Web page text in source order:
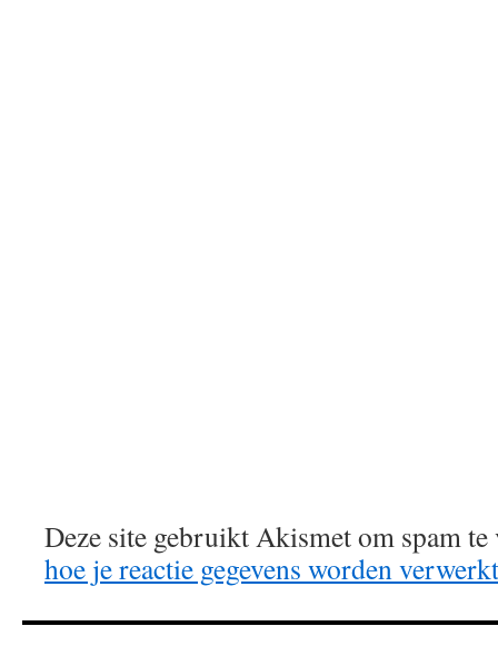
Deze site gebruikt Akismet om spam
hoe je reactie gegevens worden verwerkt